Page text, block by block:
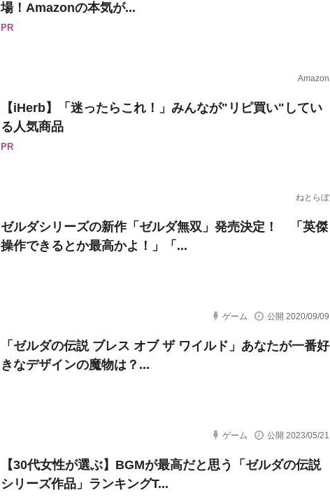
場！Amazonの本気が...
PR
Amazon
【iHerb】「迷ったらこれ！」みんなが"リピ買い"してい
る人気商品
PR
ねとらぼ
ゼルダシリーズの新作「ゼルダ無双」発売決定！ 「英傑
操作できるとか最高かよ！」「...
ゲーム 公開 2020/09/09
「ゼルダの伝説 ブレス オブ ザ ワイルド」あなたが一番好
きなデザインの魔物は？...
ゲーム 公開 2023/05/21
【30代女性が選ぶ】BGMが最高だと思う「ゼルダの伝説
シリーズ作品」ランキングT...